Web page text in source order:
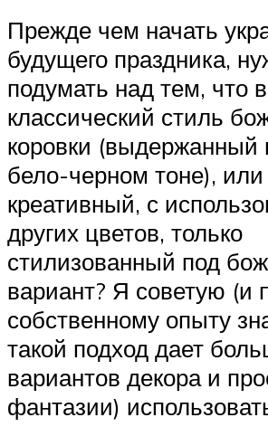
Прежде чем начать
будущего праздника,
подумать над тем, что
классический стиль
коровки (выдержанный
бело-черном тоне),
креативный, с
других цветов, только
стилизованный под
вариант? Я советую (и
собственному опыту
такой подход дает
вариантов декора и
фантазии)